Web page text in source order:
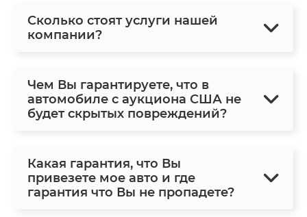
Сколько стоят услуги нашей
компании?
Чем Вы гарантируете, что в
автомобиле с аукциона США не
будет скрытых повреждений?
Какая гарантия, что Вы
привезете мое авто и где
гарантия что Вы не пропадете?